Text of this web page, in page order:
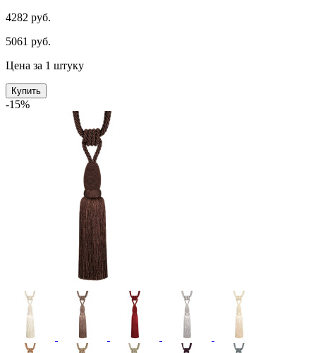
4282 руб.
5061 руб.
Цена за 1 штуку
Купить
-15%